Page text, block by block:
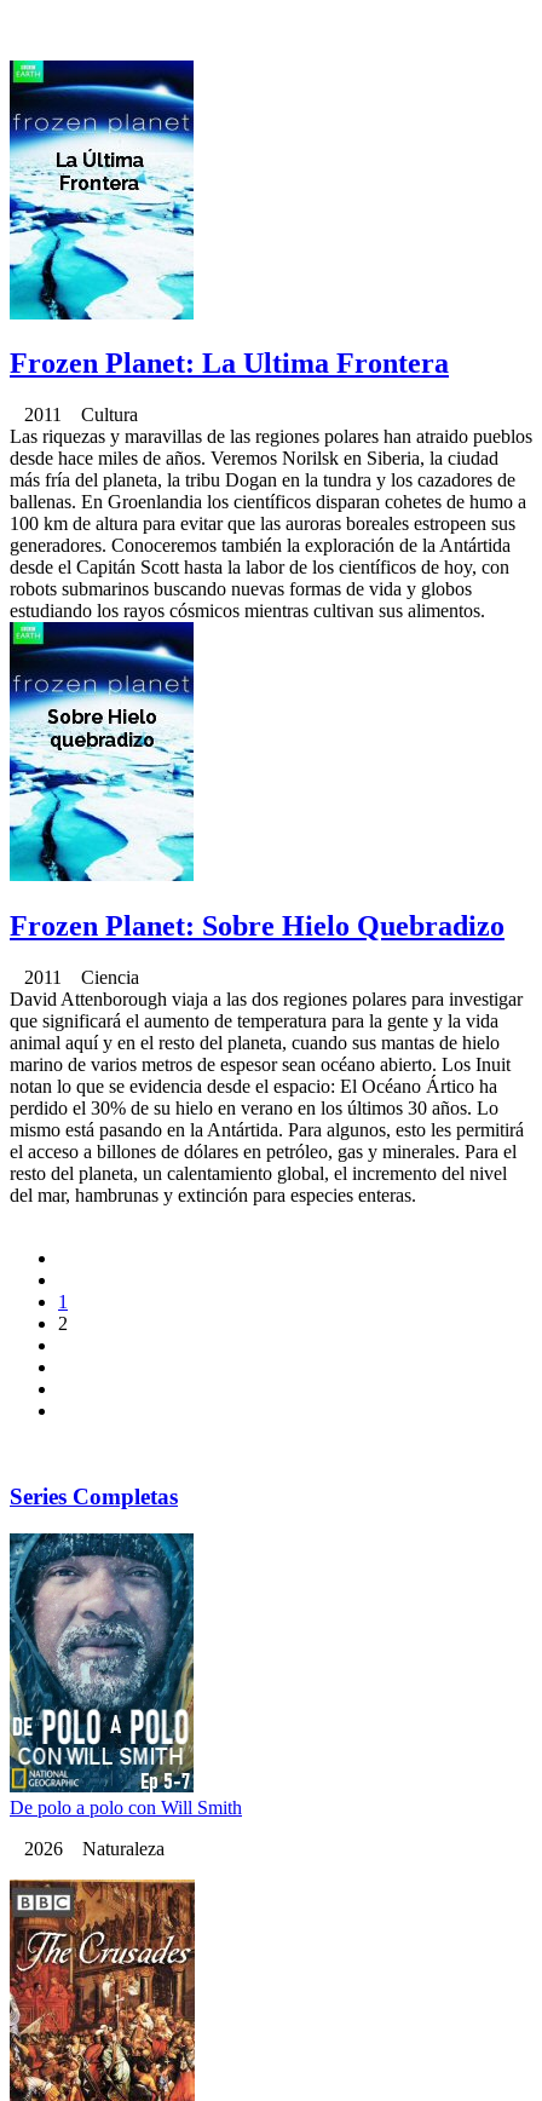
Frozen Planet: La Ultima Frontera
2011 Cultura
Las riquezas y maravillas de las regiones polares han atraido pueblos
desde hace miles de años. Veremos Norilsk en Siberia, la ciudad
más fría del planeta, la tribu Dogan en la tundra y los cazadores de
ballenas. En Groenlandia los científicos disparan cohetes de humo a
100 km de altura para evitar que las auroras boreales estropeen sus
generadores. Conoceremos también la exploración de la Antártida
desde el Capitán Scott hasta la labor de los científicos de hoy, con
robots submarinos buscando nuevas formas de vida y globos
estudiando los rayos cósmicos mientras cultivan sus alimentos.
Frozen Planet: Sobre Hielo Quebradizo
2011 Ciencia
David Attenborough viaja a las dos regiones polares para investigar
que significará el aumento de temperatura para la gente y la vida
animal aquí y en el resto del planeta, cuando sus mantas de hielo
marino de varios metros de espesor sean océano abierto. Los Inuit
notan lo que se evidencia desde el espacio: El Océano Ártico ha
perdido el 30% de su hielo en verano en los últimos 30 años. Lo
mismo está pasando en la Antártida. Para algunos, esto les permitirá
el acceso a billones de dólares en petróleo, gas y minerales. Para el
resto del planeta, un calentamiento global, el incremento del nivel
del mar, hambrunas y extinción para especies enteras.
1
2
Series Completas
De polo a polo con Will Smith
2026 Naturaleza